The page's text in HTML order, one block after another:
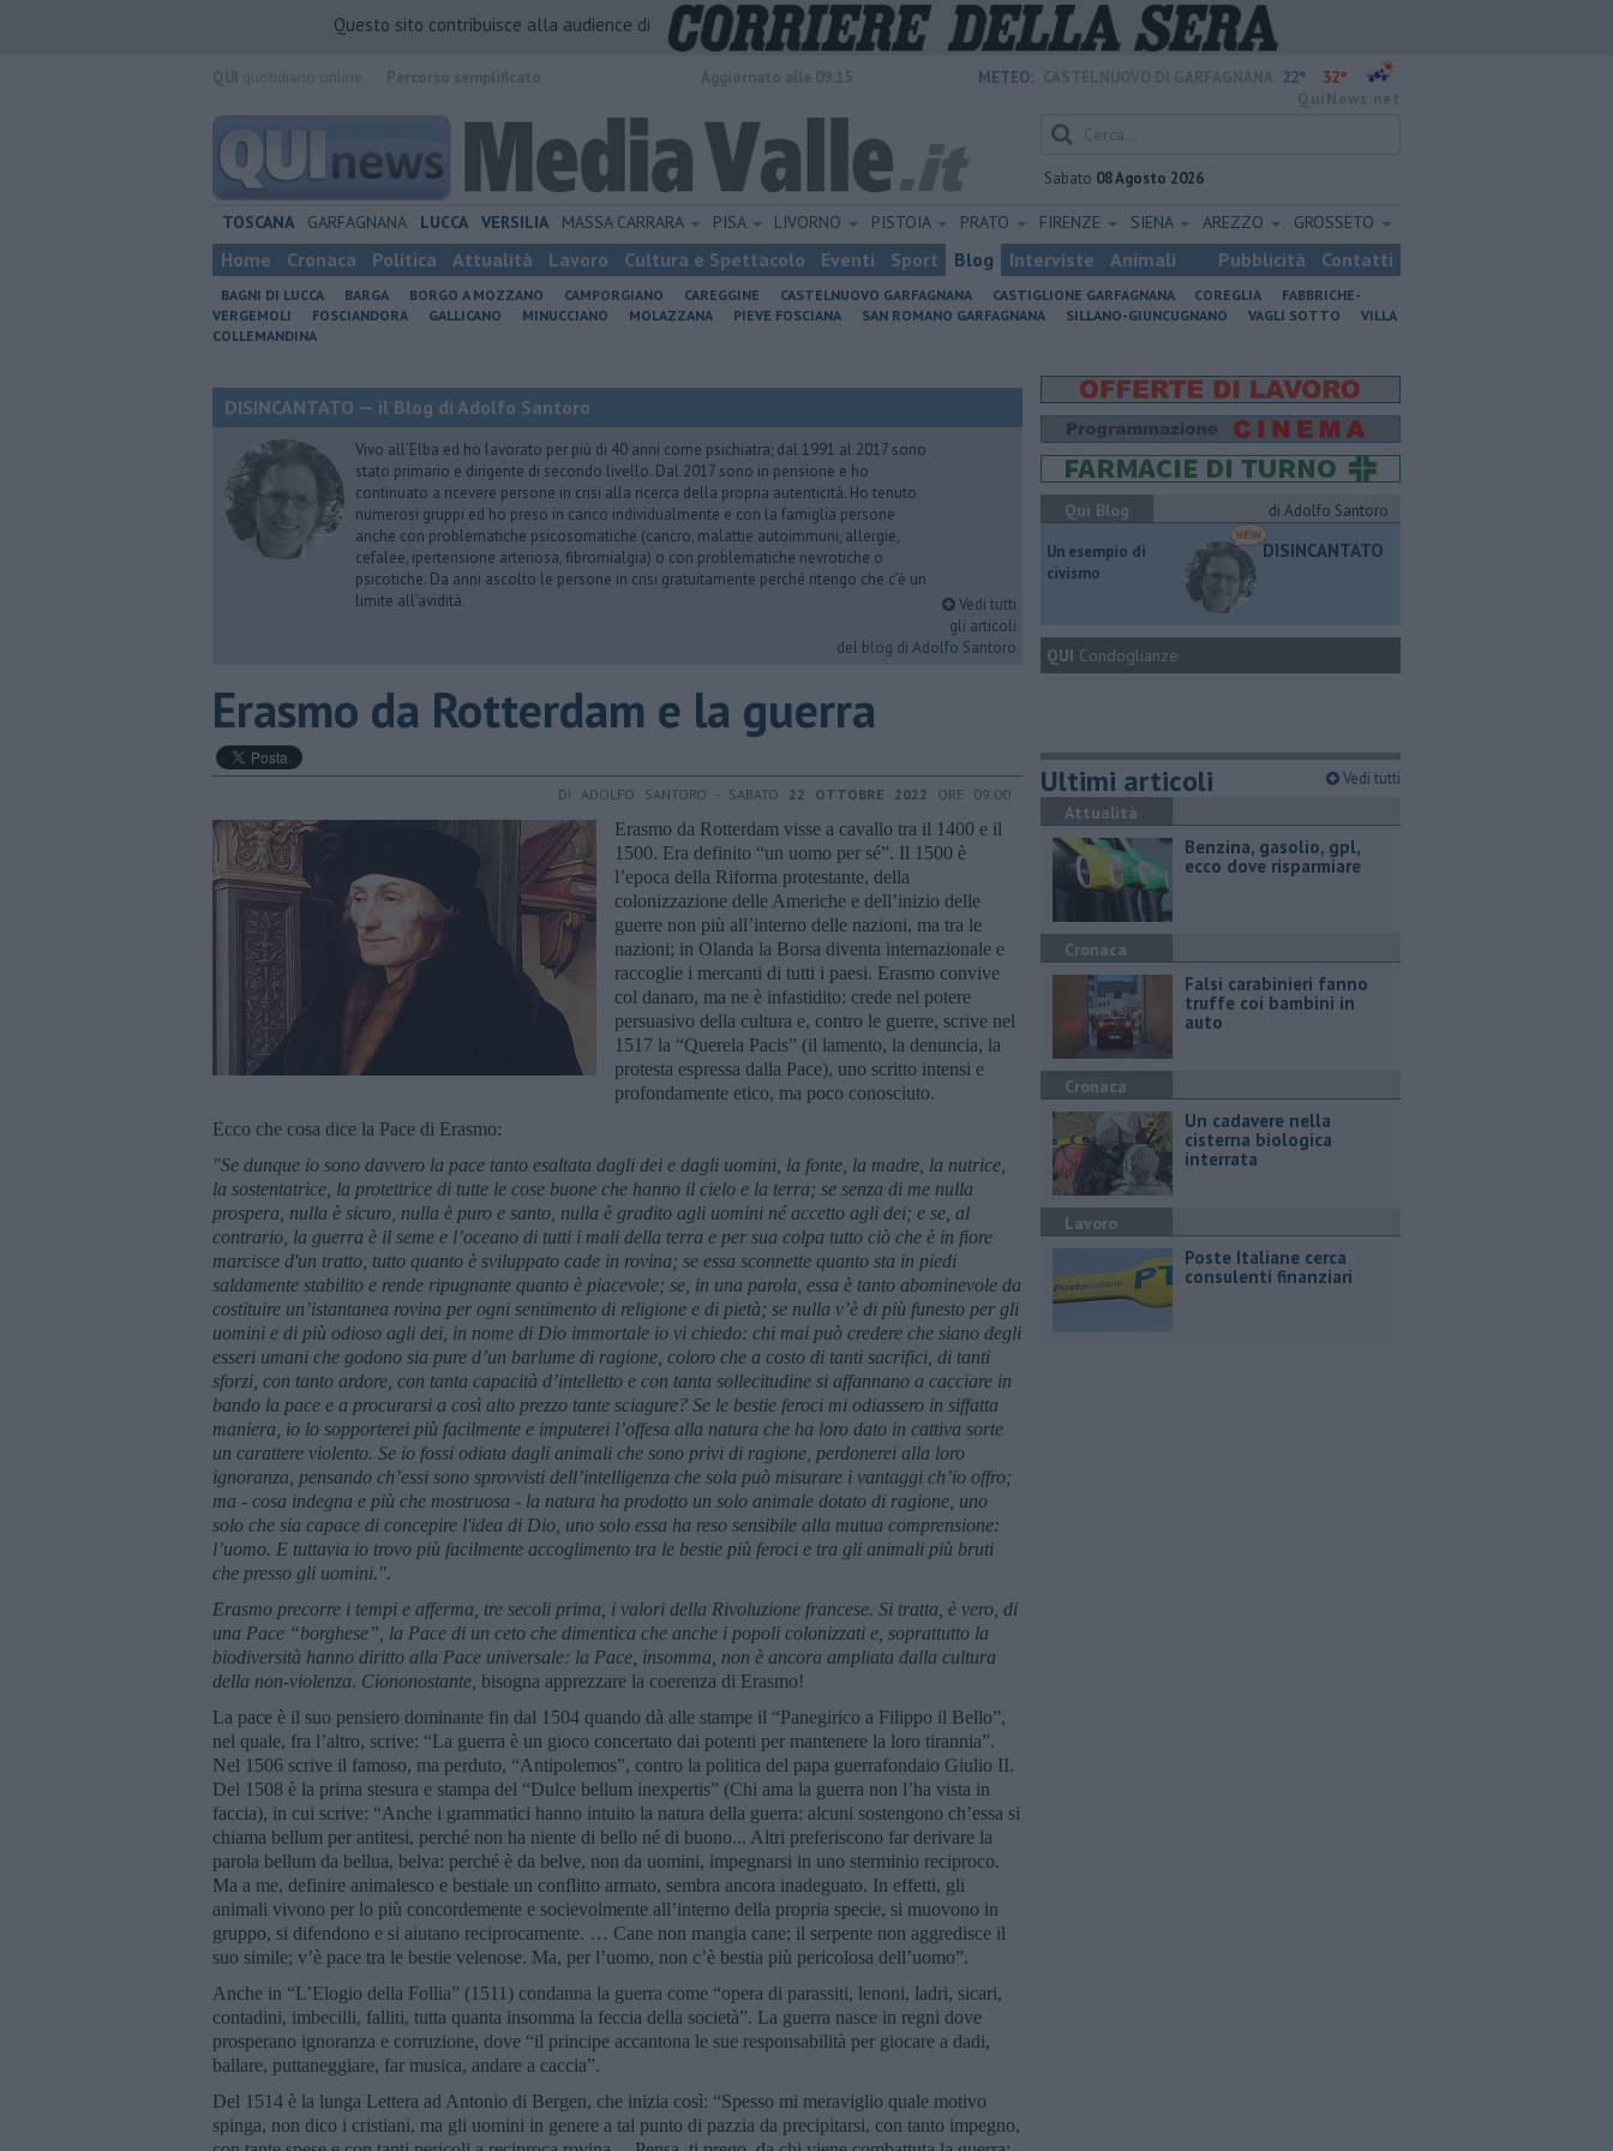
Questo sito contribuisce alla audience di
METEO: 22° 32°
Sabato 08 Agosto 2026
TOSCANA GARFAGNANA LUCCA VERSILIA MASSA CARRARA PISA LIVORNO PISTOIA PRATO FIRENZE SIENA AREZZO GROSSETO
Home Cronaca Politica Attualità Lavoro Cultura e Spettacolo Eventi Sport Blog Interviste Animali Pubblicità Contatti
BAGNI DI LUCCA BARGA BORGO A MOZZANO CAMPORGIANO CAREGGINE CASTELNUOVO GARFAGNANA CASTIGLIONE GARFAGNANA COREGLIA
FABBRICHE-
VERGEMOLI
FOSCIANDORA GALLICANO MINUCCIANO MOLAZZANA PIEVE FOSCIANA SAN ROMANO GARFAGNANA SILLANO-GIUNCUGNANO VAGLI SOTTO
VILLA
COLLEMANDINA
DISINCANTATO — il Blog di Adolfo Santoro
Vivo all’Elba ed ho lavorato per più di 40 anni come psichiatra; dal 1991 al 2017 sono
stato primario e dirigente di secondo livello. Dal 2017 sono in pensione e ho
continuato a ricevere persone in crisi alla ricerca della propria autenticità. Ho tenuto
numerosi gruppi ed ho preso in carico individualmente e con la famiglia persone
anche con problematiche psicosomatiche (cancro, malattie autoimmuni, allergie,
cefalee, ipertensione arteriosa, fibromialgia) o con problematiche nevrotiche o
psicotiche. Da anni ascolto le persone in crisi gratuitamente perché ritengo che c’è un
limite all’avidità.
Vedi tutti
gli articoli
del blog di Adolfo Santoro
​Erasmo da Rotterdam e la guerra
DI ADOLFO SANTORO - SABATO 22 OTTOBRE 2022 ORE 09:00
Erasmo da Rotterdam visse a cavallo tra il 1400 e il
1500. Era definito “un uomo per sé”. Il 1500 è
l’epoca della Riforma protestante, della
colonizzazione delle Americhe e dell’inizio delle
guerre non più all’interno delle nazioni, ma tra le
nazioni; in Olanda la Borsa diventa internazionale e
raccoglie i mercanti di tutti i paesi. Erasmo convive
col danaro, ma ne è infastidito: crede nel potere
persuasivo della cultura e, contro le guerre, scrive nel
1517 la “Querela Pacis” (il lamento, la denuncia, la
protesta espressa dalla Pace), uno scritto intensi e
profondamente etico, ma poco conosciuto.
Ecco che cosa dice la Pace di Erasmo:
"Se dunque io sono davvero la pace tanto esaltata dagli dei e dagli uomini, la fonte, la madre, la nutrice,
la sostentatrice, la protettrice di tutte le cose buone che hanno il cielo e la terra; se senza di me nulla
prospera, nulla è sicuro, nulla è puro e santo, nulla è gradito agli uomini né accetto agli dei; e se, al
contrario, la guerra è il seme e l’oceano di tutti i mali della terra e per sua colpa tutto ciò che è in fiore
marcisce d'un tratto, tutto quanto è sviluppato cade in rovina; se essa sconnette quanto sta in piedi
saldamente stabilito e rende ripugnante quanto è piacevole; se, in una parola, essa è tanto abominevole da
costituire un’istantanea rovina per ogni sentimento di religione e di pietà; se nulla v’è di più funesto per gli
uomini e di più odioso agli dei, in nome di Dio immortale io vi chiedo: chi mai può credere che siano degli
esseri umani che godono sia pure d’un barlume di ragione, coloro che a costo di tanti sacrifici, di tanti
sforzi, con tanto ardore, con tanta capacità d’intelletto e con tanta sollecitudine si affannano a cacciare in
bando la pace e a procurarsi a così alto prezzo tante sciagure? Se le bestie feroci mi odiassero in siffatta
maniera, io lo sopporterei più facilmente e imputerei l’offesa alla natura che ha loro dato in cattiva sorte
un carattere violento. Se io fossi odiata dagli animali che sono privi di ragione, perdonerei alla loro
ignoranza, pensando ch’essi sono sprovvisti dell’intelligenza che sola può misurare i vantaggi ch’io offro;
ma - cosa indegna e più che mostruosa - la natura ha prodotto un solo animale dotato di ragione, uno
solo che sia capace di concepire l'idea di Dio, uno solo essa ha reso sensibile alla mutua comprensione:
l’uomo. E tuttavia io trovo più facilmente accoglimento tra le bestie più feroci e tra gli animali più bruti
che presso gli uomini.".
Erasmo precorre i tempi e afferma, tre secoli prima, i valori della Rivoluzione francese. Si tratta, è vero, di
una Pace “borghese”, la Pace di un ceto che dimentica che anche i popoli colonizzati e, soprattutto la
biodiversità hanno diritto alla Pace universale: la Pace, insomma, non è ancora ampliata dalla cultura
della non-violenza. Ciononostante, bisogna apprezzare la coerenza di Erasmo!
La pace è il suo pensiero dominante fin dal 1504 quando dà alle stampe il “Panegirico a Filippo il Bello”,
nel quale, fra l’altro, scrive: “La guerra è un gioco concertato dai potenti per mantenere la loro tirannia”.
Nel 1506 scrive il famoso, ma perduto, “Antipolemos”, contro la politica del papa guerrafondaio Giulio II.
Del 1508 è la prima stesura e stampa del “Dulce bellum inexpertis” (Chi ama la guerra non l’ha vista in
faccia), in cui scrive: “Anche i grammatici hanno intuito la natura della guerra: alcuni sostengono ch’essa si
chiama bellum per antitesi, perché non ha niente di bello né di buono... Altri preferiscono far derivare la
parola bellum da bellua, belva: perché è da belve, non da uomini, impegnarsi in uno sterminio reciproco.
Ma a me, definire animalesco e bestiale un conflitto armato, sembra ancora inadeguato. In effetti, gli
animali vivono per lo più concordemente e socievolmente all’interno della propria specie, si muovono in
gruppo, si difendono e si aiutano reciprocamente. … Cane non mangia cane; il serpente non aggredisce il
suo simile; v’è pace tra le bestie velenose. Ma, per l’uomo, non c’è bestia più pericolosa dell’uomo”.
Anche in “L’Elogio della Follia” (1511) condanna la guerra come “opera di parassiti, lenoni, ladri, sicari,
contadini, imbecilli, falliti, tutta quanta insomma la feccia della società”. La guerra nasce in regni dove
prosperano ignoranza e corruzione, dove “il principe accantona le sue responsabilità per giocare a dadi,
ballare, puttaneggiare, far musica, andare a caccia”.
Del 1514 è la lunga Lettera ad Antonio di Bergen, che inizia così: “Spesso mi meraviglio quale motivo
spinga, non dico i cristiani, ma gli uomini in genere a tal punto di pazzia da precipitarsi, con tanto impegno,
Qui Blog
di Adolfo Santoro
​Un esempio di
civismo
DISINCANTATO
QUI Condoglianze
Ultimi articoli Vedi tutti
Attualità
​Benzina, gasolio, gpl,
ecco dove risparmiare
Cronaca
Falsi carabinieri fanno
truffe coi bambini in
auto
Cronaca
Un cadavere nella
cisterna biologica
interrata
Lavoro
Poste Italiane cerca
consulenti finanziari